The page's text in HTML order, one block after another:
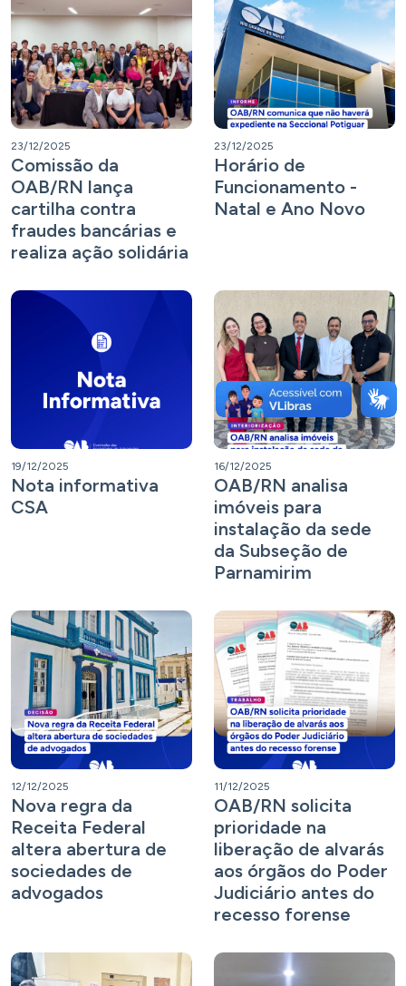
23/12/2025
Comissão da
OAB/RN lança
cartilha contra
fraudes bancárias e
realiza ação solidária
23/12/2025
Horário de
Funcionamento -
Natal e Ano Novo
19/12/2025
Nota informativa
CSA
16/12/2025
OAB/RN analisa
imóveis para
instalação da sede
da Subseção de
Parnamirim
12/12/2025
Nova regra da
Receita Federal
altera abertura de
sociedades de
advogados
11/12/2025
OAB/RN solicita
prioridade na
liberação de alvarás
aos órgãos do Poder
Judiciário antes do
recesso forense